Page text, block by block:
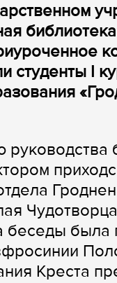
студенты I
беседы
Креста